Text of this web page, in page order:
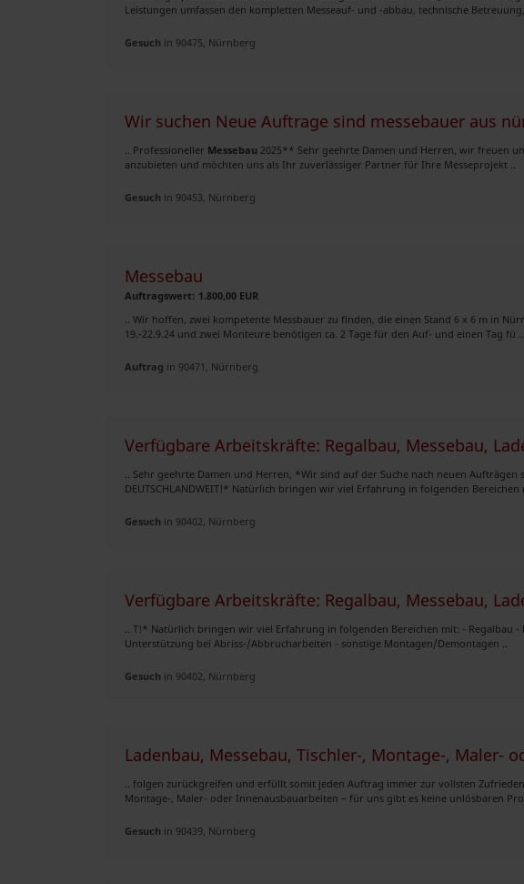
Leistungen umfassen den kompletten Messeauf- und -abbau, technische
Gesuch in 90475, Nürnberg
Wir suchen Neue Auftrage sind messebauer aus
.. Professioneller Messebau 2025** Sehr geehrte Damen und Herren, wir freuen
anzubieten und möchten uns als Ihr zuverlässiger Partner für Ihre Messeprojekt ..
Gesuch in 90453, Nürnberg
Messebau
Auftragswert: 1.800,00 EUR
.. Wir hoffen, zwei kompetente Messbauer zu finden, die einen Stand 6 x 6 m in
19.-22.9.24 und zwei Monteure benötigen ca. 2 Tage für den Auf- und einen Tag fü ..
Auftrag in 90471, Nürnberg
Verfügbare Arbeitskräfte: Regalbau, Messebau,
.. Sehr geehrte Damen und Herren, *Wir sind auf der Suche nach neuen
DEUTSCHLANDWEIT!* Natürlich bringen wir viel Erfahrung in folgenden Bereichen
Gesuch in 90402, Nürnberg
Verfügbare Arbeitskräfte: Regalbau, Messebau,
.. T!* Natürlich bringen wir viel Erfahrung in folgenden Bereichen mit: - Regalbau -
Unterstützung bei Abriss-/Abbrucharbeiten - sonstige Montagen/Demontagen ..
Gesuch in 90402, Nürnberg
Ladenbau, Messebau, Tischler-, Montage-, Maler-
.. folgen zurückgreifen und erfüllt somit jeden Auftrag immer zur vollsten
Montage-, Maler- oder Innenausbauarbeiten – für uns gibt es keine unlösbaren
Gesuch in 90439, Nürnberg